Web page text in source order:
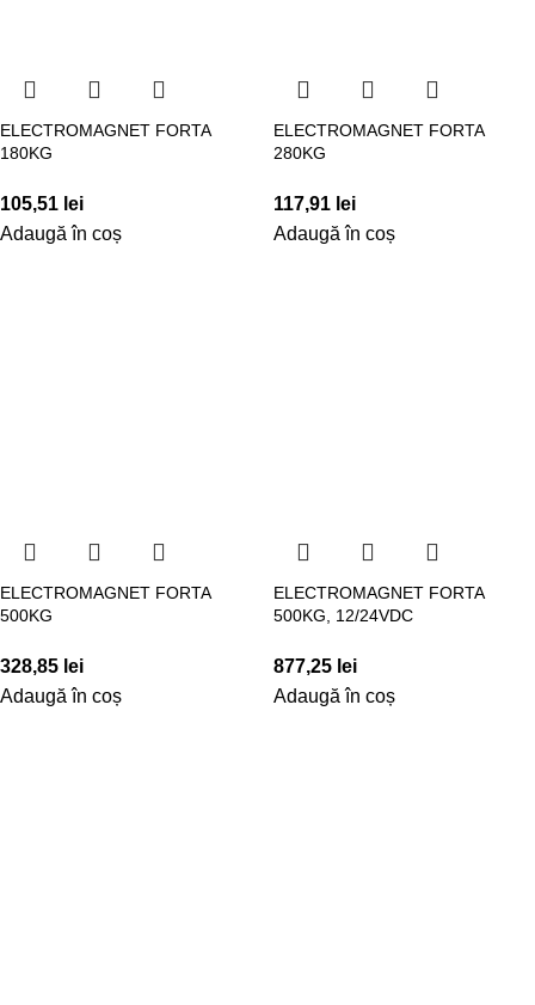
ELECTROMAGNET FORTA
180KG
105,51 lei
Adaugă în coș
ELECTROMAGNET FORTA
280KG
117,91 lei
Adaugă în coș
ELECTROMAGNET FORTA
500KG
328,85 lei
Adaugă în coș
ELECTROMAGNET FORTA
500KG, 12/24VDC
877,25 lei
Adaugă în coș